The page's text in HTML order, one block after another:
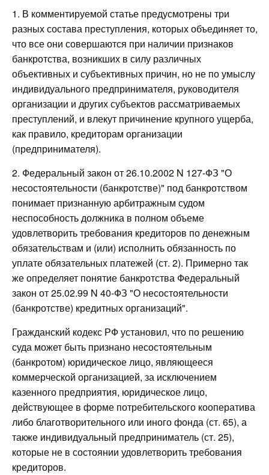
1. В комментируемой статье предусмотрены три
разных состава преступления, которых объединяет то,
что все они совершаются при наличии признаков
банкротства, возникших в силу различных
объективных и субъективных причин, но не по умыслу
индивидуального предпринимателя, руководителя
организации и других субъектов рассматриваемых
преступлений, и влекут причинение крупного ущерба,
как правило, кредиторам организации
(предпринимателя).
2. Федеральный закон от 26.10.2002 N 127-ФЗ "О
несостоятельности (банкротстве)" под банкротством
понимает признанную арбитражным судом
неспособность должника в полном объеме
удовлетворить требования кредиторов по денежным
обязательствам и (или) исполнить обязанность по
уплате обязательных платежей (ст. 2). Примерно так
же определяет понятие банкротства Федеральный
закон от 25.02.99 N 40-ФЗ "О несостоятельности
(банкротстве) кредитных организаций".
Гражданский кодекс РФ установил, что по решению
суда может быть признано несостоятельным
(банкротом) юридическое лицо, являющееся
коммерческой организацией, за исключением
казенного предприятия, юридическое лицо,
действующее в форме потребительского кооператива
либо благотворительного или иного фонда (ст. 65), а
также индивидуальный предприниматель (ст. 25),
которые не в состоянии удовлетворить требования
кредиторов.